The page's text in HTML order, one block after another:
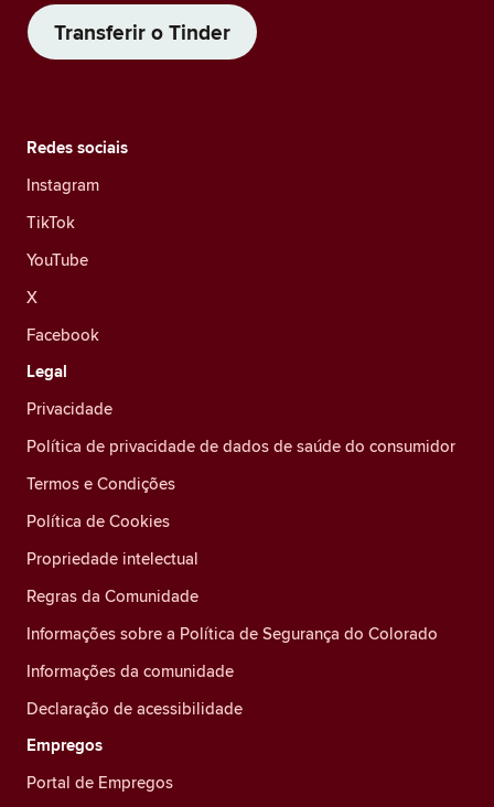
Transferir o Tinder
Redes sociais
Instagram
TikTok
YouTube
X
Facebook
Legal
Privacidade
Política de privacidade de dados de saúde do consumidor
Termos e Condições
Política de Cookies
Propriedade intelectual
Regras da Comunidade
Informações sobre a Política de Segurança do Colorado
Informações da comunidade
Declaração de acessibilidade
Empregos
Portal de Empregos